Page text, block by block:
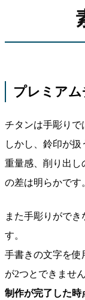
プレミア
チタンは手彫りで
しかし、鈴印が扱
重量感、削り出
の差は明らかです
また手彫りがで
す。
手書きの文字を使
が2つとできません
制作が完了した時